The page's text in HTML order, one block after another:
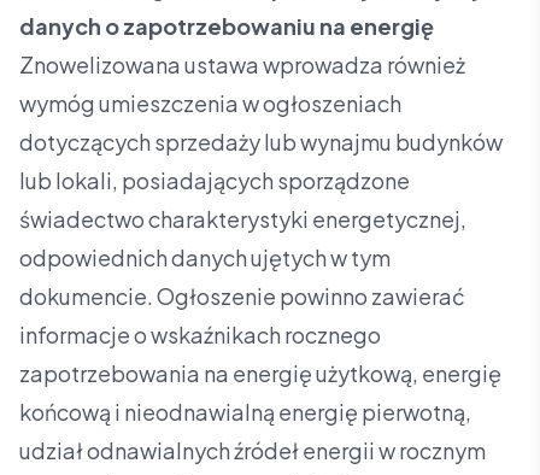
danych o zapotrzebowaniu na energię
Znowelizowana ustawa wprowadza również
wymóg umieszczenia w ogłoszeniach
dotyczących sprzedaży lub wynajmu budynków
lub lokali, posiadających sporządzone
świadectwo charakterystyki energetycznej,
odpowiednich danych ujętych w tym
dokumencie. Ogłoszenie powinno zawierać
informacje o wskaźnikach rocznego
zapotrzebowania na energię użytkową, energię
końcową i nieodnawialną energię pierwotną,
udział odnawialnych źródeł energii w rocznym